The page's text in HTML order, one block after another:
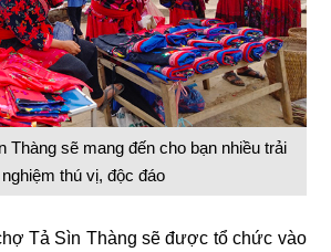
Thàng sẽ mang đến cho bạn nhiều trải
nghiệm thú vị, độc đáo
Tả Sìn Thàng sẽ được tổ chức vào